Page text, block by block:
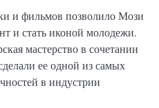
и фильмов позволило Мози
и стать иконой молодежи.
мастерство в сочетании
ее одной из самых
в индустрии